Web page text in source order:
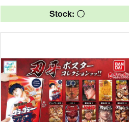
Stock: 〇